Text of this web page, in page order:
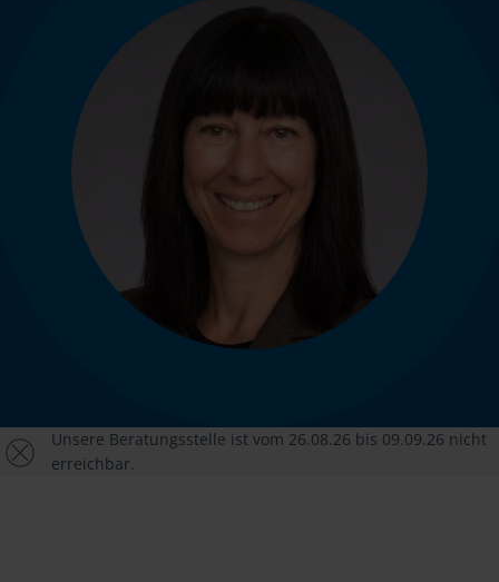
Unsere Beratungsstelle ist vom 26.08.26 bis 09.09.26 nicht
erreichbar.